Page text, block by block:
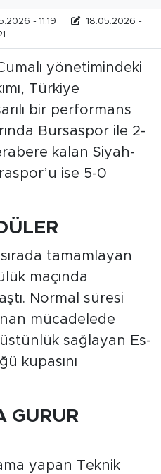
- 11:19
18.05.2026 -
yönetimindeki
Türkiye
bir performans
Bursaspor ile 2-
kalan Siyah-
ise 5-0
tamamlayan
maçında
Normal süresi
mücadelede
sağlayan Es-
kupasını
GURUR
yapan Teknik